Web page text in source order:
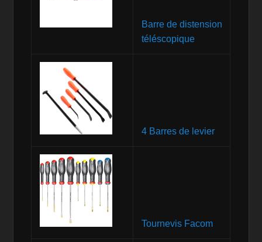
Barre de distension
téléscopique
4 Barres de levier
Tournevis Facom